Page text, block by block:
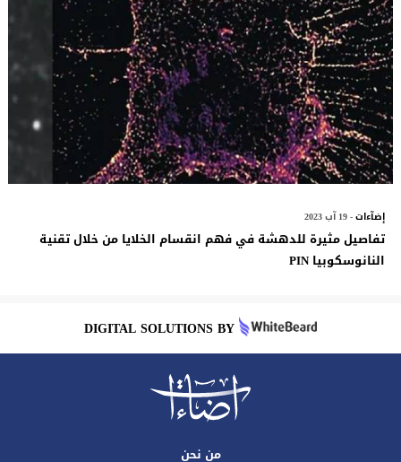
إضآءات- 19 آب 2023
تفاصيل مثيرة للدهشة في فهم انقسام الخلايا من خلال تقنية
النانوسكوبيا PIN
DIGITAL SOLUTIONS BY
من نحن